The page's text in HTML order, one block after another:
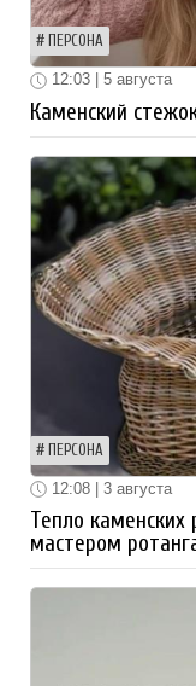
ПЕРСОНА
12:03 | 5 августа
Каменский
ПЕРСОНА
12:08 | 3 августа
Тепло каменских
мастером